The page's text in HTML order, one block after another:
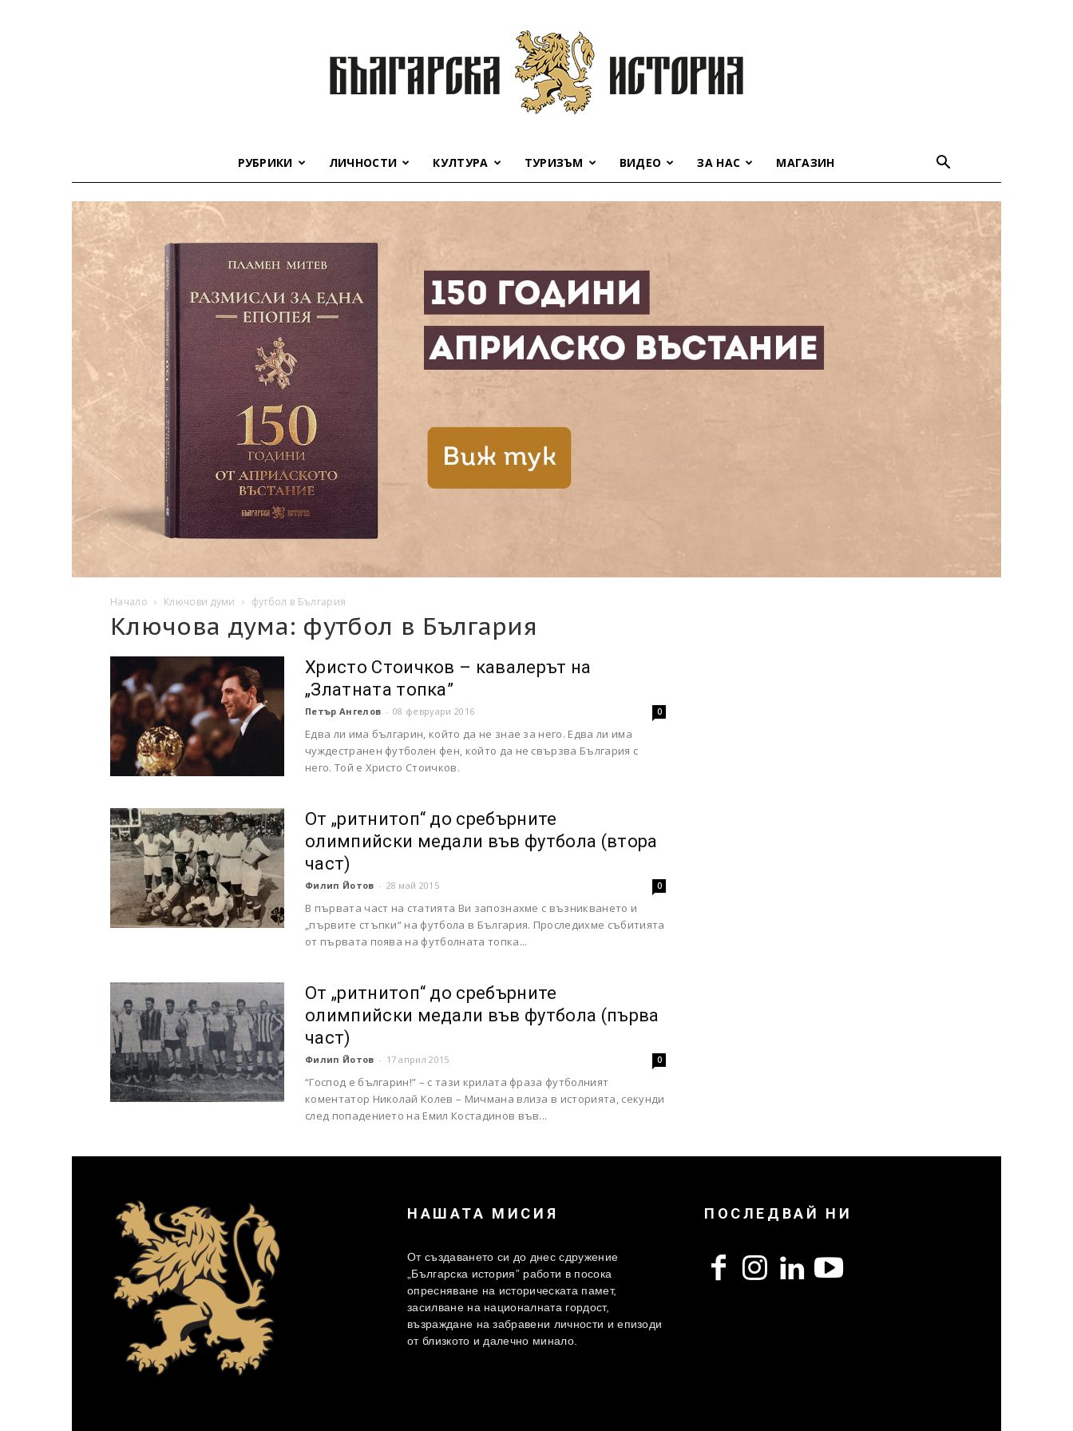
история
РУБРИКИ ЛИЧНОСТИ КУЛТУРА ТУРИЗЪМ ВИДЕО ЗА НАС МАГАЗИН
Начало Ключови думи футбол в България
Ключова дума: футбол в България
Христо Стоичков – кавалерът на
„Златната топка”
Петър Ангелов - 08 февруари 2016 0
Едва ли има българин, който да не знае за него. Едва ли има
чуждестранен футболен фен, който да не свързва България с
него. Той е Христо Стоичков.
От „ритнитоп“ до сребърните
олимпийски медали във футбола (втора
част)
Филип Йотов - 28 май 2015 0
В първата част на статията Ви запознахме с възникването и
„първите стъпки“ на футбола в България. Проследихме събитията
от първата поява на футболната топка...
От „ритнитоп“ до сребърните
олимпийски медали във футбола (първа
част)
Филип Йотов - 17 април 2015 0
“Господ е българин!” – с тази крилата фраза футболният
коментатор Николай Колев – Мичмана влиза в историята, секунди
след попадението на Емил Костадинов във...
НАШАТА МИСИЯ
От създаването си до днес сдружение
„Българска история” работи в посока
опресняване на историческата памет,
засилване на националната гордост,
възраждане на забравени личности и епизоди
от близкото и далечно минало.
ПОСЛЕДВАЙ НИ